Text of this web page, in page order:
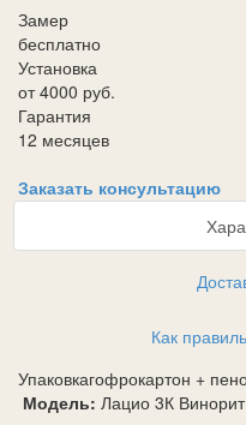
Замер
бесплатно
Установка
от 4000 руб.
Гарантия
12 месяцев
Заказать консультацию
Как
Упаковкагофрокартон +
Модель: Лацио 3К Винорит